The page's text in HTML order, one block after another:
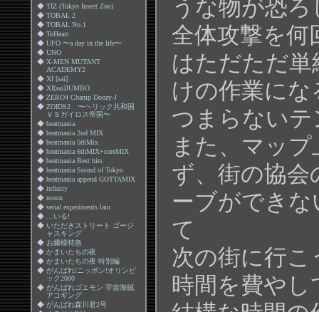
◆ TIZ (Tokyo Insect Zoo)
◆ TOBAL 2
◆ TOBAL No.1
◆ ToHeart
◆ UFO 〜a day in the life〜
◆ UNO
◆ X-MEN MUTANT
ACADEMY2
◆ XI [sai]
◆ XI[sai]JUMBO
◆ ZERO4 Champ Doozy-J
◆ ZOIDS2 〜ヘリック共和国
ＶＳガイロス帝国〜
◆ beatmania
◆ beatmania 2nd MIX
◆ beatmania 5thMix
◆ beatmania 6thMIX+coreMIX
◆ beatmania Best hits
◆ beatmania Sound of Tokyo
◆ beatmania append GOTTAMIX
◆ infinity
◆ moon
◆ serial experiments lain
◆
…いる!
◆ いただきストリート ゴージ
ャスキング
◆ お嬢様特急
◆ かまいたちの夜
◆ かまいたちの夜 特別編
◆ がんばれ!ニッポン!オリンピ
ック2000
◆ がんばれゴエモン 宇宙海賊
アコギング
◆ がんばれ森川君2号
うな物が恐
全体攻撃を何
はただただ
けの作業にな
つまらない
また、マッ
ず、街の協会
ーブができ
て
次の街に行
時間を費や